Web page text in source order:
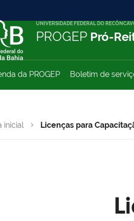
UNIVERSIDADE FEDERAL DO
PROGEP Pró-
da PROGEP Boletim de
inicial Licenças para